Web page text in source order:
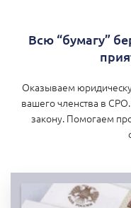
Всю “бумагу”
Оказываем
вашего членства в
закону. Помогаем